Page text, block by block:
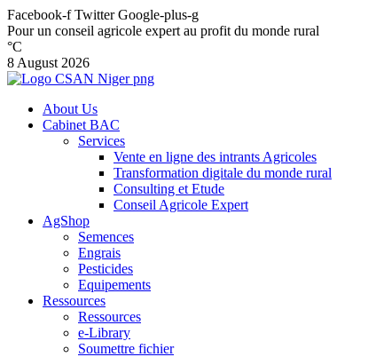
Facebook-f Twitter Google-plus-g
Pour un conseil agricole expert au profit du monde rural
°C
8 August 2026
About Us
Cabinet BAC
Services
Vente en ligne des intrants Agricoles
Transformation digitale du monde rural
Consulting et Etude
Conseil Agricole Expert
AgShop
Semences
Engrais
Pesticides
Equipements
Ressources
Ressources
e-Library
Soumettre fichier